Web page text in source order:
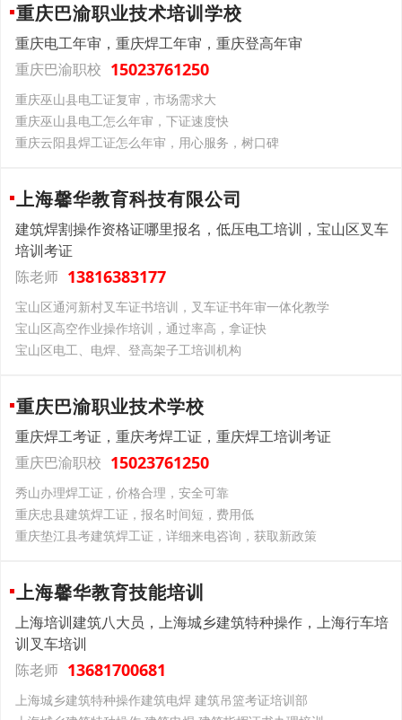
重庆巴渝职业技术培训学校
重庆电工年审，重庆焊工年审，重庆登高年审
重庆巴渝职校 15023761250
重庆巫山县电工证复审，市场需求大
重庆巫山县电工怎么年审，下证速度快
重庆云阳县焊工证怎么年审，用心服务，树口碑
上海馨华教育科技有限公司
建筑焊割操作资格证哪里报名，低压电工培训，宝山区叉车
培训考证
陈老师 13816383177
宝山区通河新村叉车证书培训，叉车证书年审一体化教学
宝山区高空作业操作培训，通过率高，拿证快
宝山区电工、电焊、登高架子工培训机构
重庆巴渝职业技术学校
重庆焊工考证，重庆考焊工证，重庆焊工培训考证
重庆巴渝职校 15023761250
秀山办理焊工证，价格合理，安全可靠
重庆忠县建筑焊工证，报名时间短，费用低
重庆垫江县考建筑焊工证，详细来电咨询，获取新政策
上海馨华教育技能培训
上海培训建筑八大员，上海城乡建筑特种操作，上海行车培
训叉车培训
陈老师 13681700681
上海城乡建筑特种操作建筑电焊 建筑吊篮考证培训部